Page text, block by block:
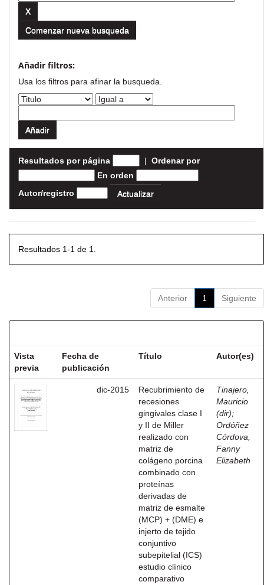
Comenzar nueva busqueda
Añadir filtros:
Usa los filtros para afinar la busqueda.
Resultados por página | Ordenar por
En orden
Autor/registro
Resultados 1-1 de 1.
Anterior 1 Siguiente
Vista
previa
Fecha de
publicación
Título Autor(es)
dic-2015
Recubrimiento de
recesiones
gingivales clase I
y II de Miller
realizado con
matriz de
colágeno porcina
combinado con
proteínas
derivadas de
matriz de esmalte
(MCP) + (DME) e
injerto de tejido
conjuntivo
subepitelial (ICS)
estudio clínico
comparativo
Tinajero,
Mauricio
(dir);
Ordóñez
Córdova,
Fanny
Elizabeth